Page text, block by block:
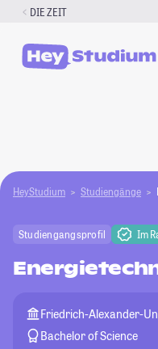
Zum
springen
DIE ZEIT
HeyStudium Studiengänge
Studiengangsprofil Im
Friedrich-Alexander-
Bachelor of Science